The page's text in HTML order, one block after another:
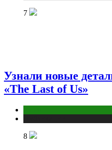
7
Узнали новые
«The Last of Us»
8